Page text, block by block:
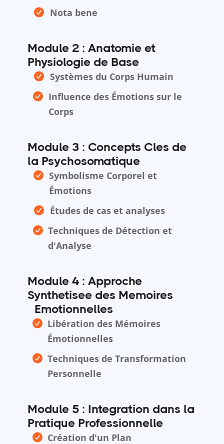
Nota bene
Module 2 : Anatomie et
Physiologie de Base
Systèmes du Corps Humain
Influence des Émotions sur le
Corps
Module 3 : Concepts Cles de
la Psychosomatique
Symbolisme Corporel et
Émotions
Études de cas et analyses
Techniques de Détection et
d'Analyse
Module 4 : Approche
Synthetisee des Memoires
ÉEmotionnelles
Libération des Mémoires
Émotionnelles
Techniques de Transformation
Personnelle
Module 5 : Integration dans la
Pratique Professionnelle
Création d'un Plan